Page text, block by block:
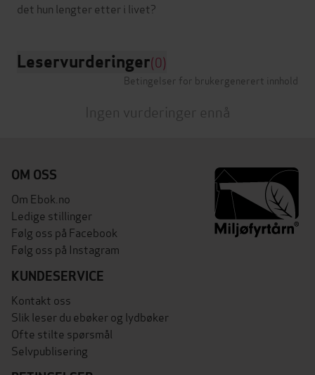
Leservurderinger(0)
Betingelser for brukergenerert innhold
Ingen vurderinger ennå
OM OSS
Om Ebok.no
Ledige stillinger
Følg oss på Facebook
Følg oss på Instagram
KUNDESERVICE
Kontakt oss
Slik leser du ebøker og lydbøker
Ofte stilte spørsmål
Selvpublisering